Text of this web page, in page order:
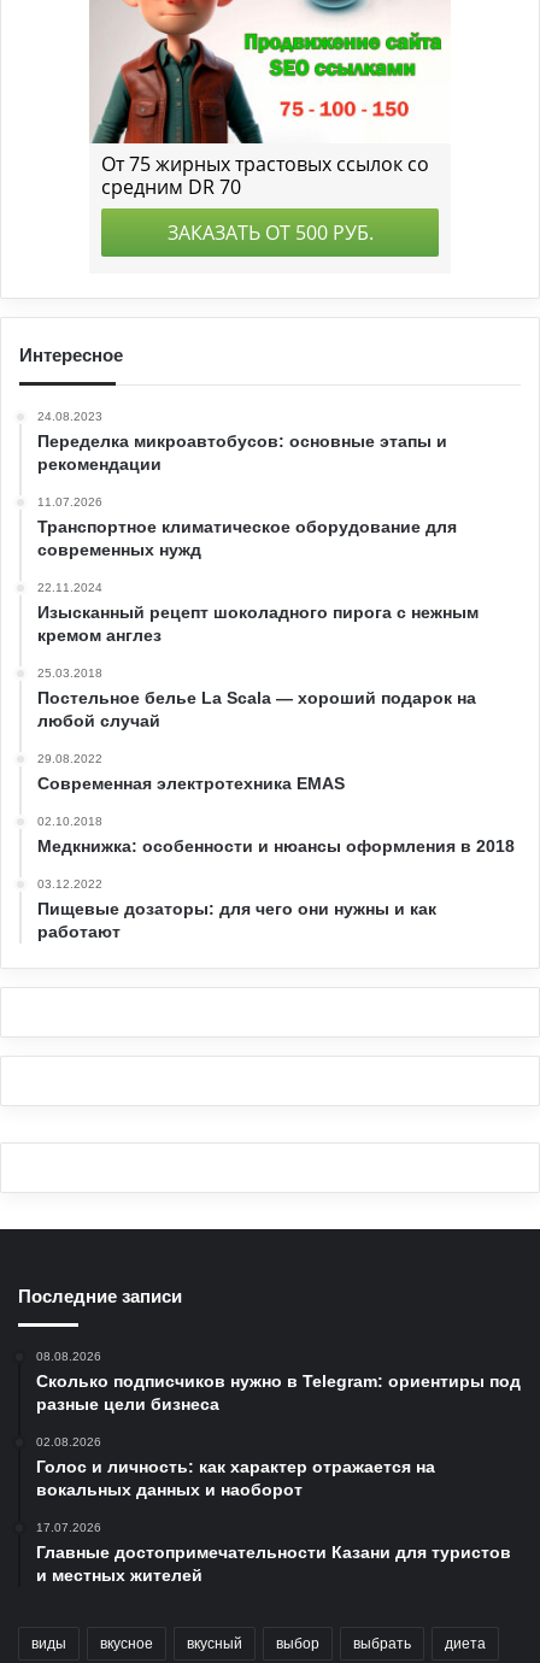
Интересное
24.08.2023
Переделка микроавтобусов: основные этапы и
рекомендации
11.07.2026
Транспортное климатическое оборудование для
современных нужд
22.11.2024
Изысканный рецепт шоколадного пирога с нежным
кремом англез
25.03.2018
Постельное белье La Scala — хороший подарок на
любой случай
29.08.2022
Современная электротехника EMAS
02.10.2018
Медкнижка: особенности и нюансы оформления в 2018
03.12.2022
Пищевые дозаторы: для чего они нужны и как
работают
Последние записи
08.08.2026
Сколько подписчиков нужно в Telegram: ориентиры под
разные цели бизнеса
02.08.2026
Голос и личность: как характер отражается на
вокальных данных и наоборот
17.07.2026
Главные достопримечательности Казани для туристов
и местных жителей
виды вкусное вкусный выбор выбрать диета